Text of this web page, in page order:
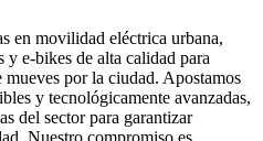
en movilidad eléctrica urbana,
e-bikes de alta calidad para
por la ciudad. Apostamos
y tecnológicamente avanzadas,
del sector para garantizar